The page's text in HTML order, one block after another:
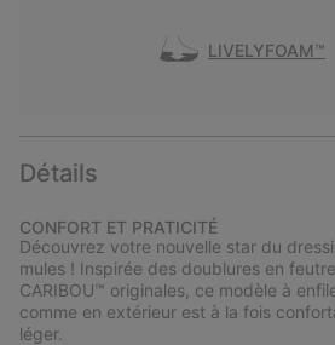
LIVELYFOAM™
Détails
CONFORT ET PRATICITÉ
Découvrez votre nouvelle star du
mules ! Inspirée des doublures en
CARIBOU™ originales, ce modèle à
comme en extérieur est à la fois
léger.